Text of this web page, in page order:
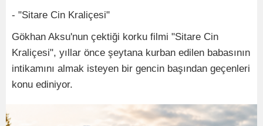
- "Sitare Cin Kraliçesi"
Gökhan Aksu'nun çektiği korku filmi "Sitare Cin
Kraliçesi", yıllar önce şeytana kurban edilen babasının
intikamını almak isteyen bir gencin başından geçenleri
konu ediniyor.